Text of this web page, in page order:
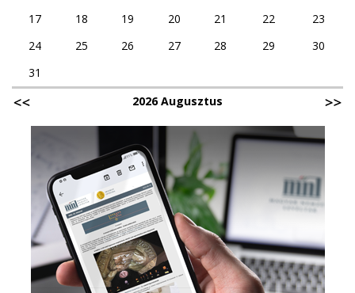
17
18 19 20 21 22
23
24
25 26 27 28 29
30
31
2026 Augusztus